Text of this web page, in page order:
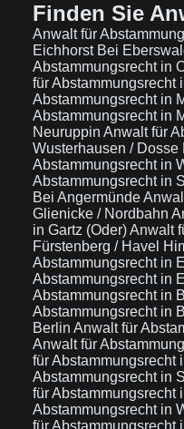
Finden Sie
Anwalt für
Eichhorst Bei
Abstammungsrecht in
für Abstammungsrecht
Abstammungsrecht in
Abstammungsrecht in
Neuruppin Anwalt für
Wusterhausen / Dosse
Abstammungsrecht in
Abstammungsrecht in
Bei Angermünde
Glienicke / Nordbahn
in Gartz (Oder)Anwalt
Fürstenberg / Havel
Abstammungsrecht in
Abstammungsrecht in
Abstammungsrecht in
Abstammungsrecht in
Berlin Anwalt für
Anwalt für
für Abstammungsrecht
Abstammungsrecht in
für Abstammungsrecht
Abstammungsrecht in
für Abstammungsrecht